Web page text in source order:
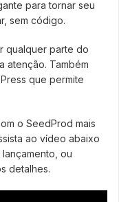
para tornar seu
sem código.
qualquer parte do
atenção. Também
que permite
o SeedProd mais
ao vídeo abaixo
ou
detalhes.